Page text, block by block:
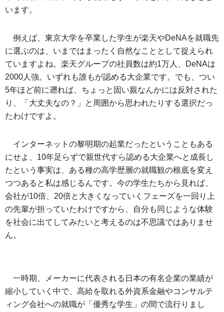
います。
例えば、東京大学を卒業した学生が楽天やDeNAを就職先
に選ぶのは、いまではまったく自然なこととして捉えられ
ていますよね。楽天グループの社員数は約1万人、DeNAは
2000人強。いずれも誰もが認める大企業です。でも、つい
5年ほど前に遡れば、ちょっと固い親なんかには反対された
り、「大丈夫なの？」と周囲から思われたりする選択だっ
たわけですよ。
インターネットの黎明期の起業だったということもある
にせよ、10年足らずで親世代すら認める大企業へと成長し
たという事実は、ある種の高学歴層の就職観の根底を変え
つつあると私は感じるんです。今の学生たちから見れば、
会社が10倍、20倍と大きくなっていくフェーズを一回り上
の先輩が担っていたわけですから、自分も同じような体験
を社会に出てしてみたいと考えるのは不思議ではありませ
ん。
一時期、メーカーに代表される日本の有名企業の業績が
縮小していく中で、高給を取れる外資系金融やコンサルテ
ィング会社への就職が「優秀な学生」の間で流行りまし